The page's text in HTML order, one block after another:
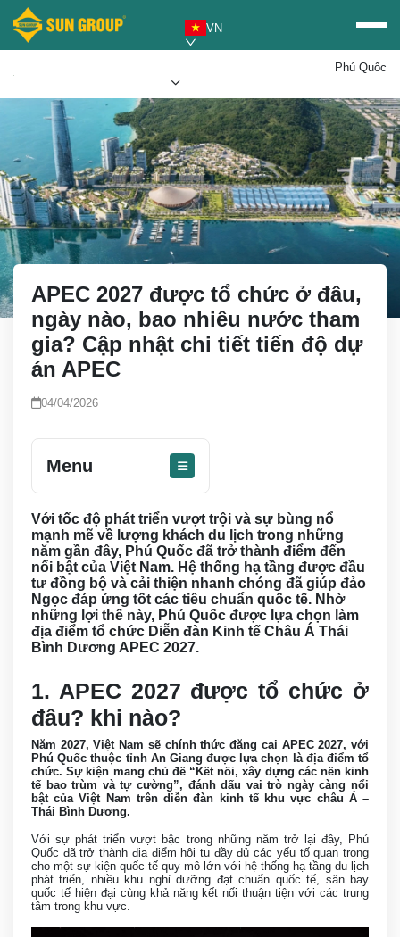
VN
Phú Quốc
Mua vé Sun PhuQuoc
Airways
Ưu đãi Sun World
APEC 2027 được tổ chức ở đâu,
ngày nào, bao nhiêu nước tham
gia? Cập nhật chi tiết tiến độ dự
án APEC
04/04/2026
Menu
Với tốc độ phát triển vượt trội và sự bùng nổ
mạnh mẽ về lượng khách du lịch trong những
năm gần đây, Phú Quốc đã trở thành điểm đến
nổi bật của Việt Nam. Hệ thống hạ tầng được đầu
tư đồng bộ và cải thiện nhanh chóng đã giúp đảo
Ngọc đáp ứng tốt các tiêu chuẩn quốc tế. Nhờ
những lợi thế này, Phú Quốc được lựa chọn làm
địa điểm tổ chức Diễn đàn Kinh tế Châu Á Thái
Bình Dương APEC 2027.
1. APEC 2027 được tổ chức ở
đâu? khi nào?
Năm 2027, Việt Nam sẽ chính thức đăng cai APEC 2027, với
Phú Quốc thuộc tỉnh An Giang được lựa chọn là địa điểm tổ
chức. Sự kiện mang chủ đề “Kết nối, xây dựng các nền kinh
tế bao trùm và tự cường”, đánh dấu vai trò ngày càng nổi
bật của Việt Nam trên diễn đàn kinh tế khu vực châu Á –
Thái Bình Dương.
Với sự phát triển vượt bậc trong những năm trở lại đây, Phú
Quốc đã trở thành địa điểm hội tụ đầy đủ các yếu tố quan trọng
cho một sự kiện quốc tế quy mô lớn với hệ thống hạ tầng du lịch
phát triển, nhiều khu nghỉ dưỡng đạt chuẩn quốc tế, sân bay
quốc tế hiện đại cùng khả năng kết nối thuận tiện với các trung
tâm trong khu vực.